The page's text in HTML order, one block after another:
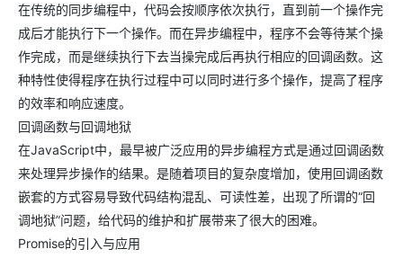
在传统的同步编程中，代码会按顺序依次执行，直到前一个操作完
成后才能执行下一个操作。而在异步编程中，程序不会等待某个操
作完成，而是继续执行下去当操完成后再执行相应的回调函数。这
种特性使得程序在执行过程中可以同时进行多个操作，提高了程序
的效率和响应速度。
回调函数与回调地狱
在JavaScript中，最早被广泛应用的异步编程方式是通过回调函数
来处理异步操作的结果。是随着项目的复杂度增加，使用回调函数
嵌套的方式容易导致代码结构混乱、可读性差，出现了所谓的“回
调地狱”问题，给代码的维护和扩展带来了很大的困难。
Promise的引入与应用